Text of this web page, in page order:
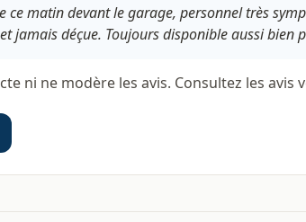
ce matin devant le garage, personnel très
jamais déçue. Toujours disponible aussi bien
ni ne modère les avis. Consultez les